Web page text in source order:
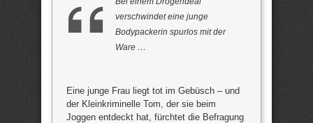
verschwindet eine junge
Bodypackerin spurlos mit der
Ware …
Eine junge Frau liegt tot im Gebüsch – und
der Kleinkriminelle Tom, der sie beim
Joggen entdeckt hat, fürchtet die Befragung